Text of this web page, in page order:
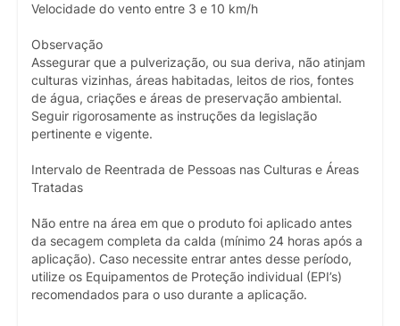
Velocidade do vento entre 3 e 10 km/h
Observação
Assegurar que a pulverização, ou sua deriva, não atinjam
culturas vizinhas, áreas habitadas, leitos de rios, fontes
de água, criações e áreas de preservação ambiental.
Seguir rigorosamente as instruções da legislação
pertinente e vigente.
Intervalo de Reentrada de Pessoas nas Culturas e Áreas
Tratadas
Não entre na área em que o produto foi aplicado antes
da secagem completa da calda (mínimo 24 horas após a
aplicação). Caso necessite entrar antes desse período,
utilize os Equipamentos de Proteção individual (EPI’s)
recomendados para o uso durante a aplicação.